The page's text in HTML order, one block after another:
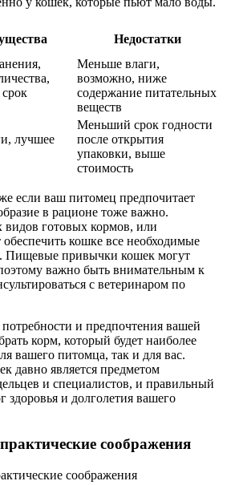
Недостатки
Меньше влаги,
возможно, ниже
содержание питательных
веществ
лучшее
Меньший срок годности
после открытия
упаковки, выше
стоимость
если ваш питомец предпочитает
в рационе тоже важно.
видов готовых кормов, или
кошке все необходимые
Пищевые привычки кошек могут
важно быть внимательным к
с ветеринаром по
и предпочтения вашей
корм, который будет наиболее
вашего питомца, так и для вас.
давно является предметом
и специалистов, и правильный
здоровья и долголетия вашего
соображения